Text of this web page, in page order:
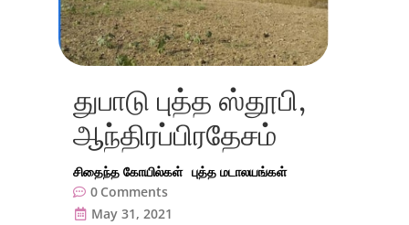
துபாடு புத்த ஸ்தூபி,
ஆந்திரப்பிரதேசம்
சிதைந்த கோயில்கள் புத்த மடாலயங்கள்
0 Comments
May 31, 2021